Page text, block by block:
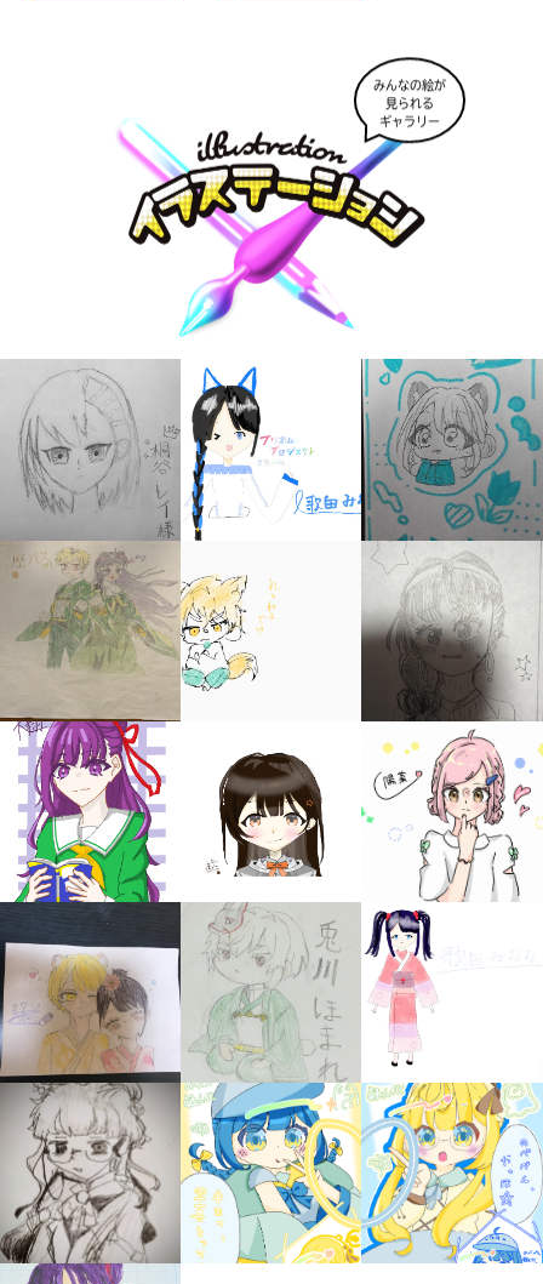
大人気
シリーズに
出会える
キミノラジオ配信中！
いろんな動画が
見られる
みんなの絵が
見られる
ギャラリー